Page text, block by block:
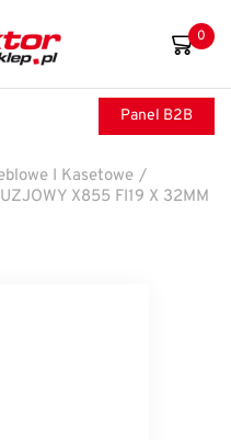
0
Panel B2B
I Kasetowe /
X855 FI19 X 32MM